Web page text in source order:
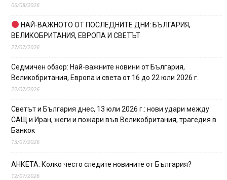
06/08/2026
НАЙ-ВАЖНОТО ОТ ПОСЛЕДНИТЕ ДНИ: БЪЛГАРИЯ,
ВЕЛИКОБРИТАНИЯ, ЕВРОПА И СВЕТЪТ
27/07/2026
Седмичен обзор: Най-важните новини от България,
Великобритания, Европа и света от 16 до 22 юли 2026 г.
22/07/2026
Светът и България днес, 13 юли 2026 г.: нови удари между
САЩ и Иран, жеги и пожари във Великобритания, трагедия в
Банкок
13/07/2026
АНКЕТА: Колко често следите новините от България?
12/07/2026